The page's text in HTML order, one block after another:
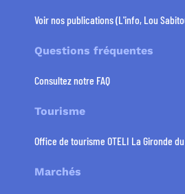
Voir nos publications (L'info, Lou
Questions fréquentes
Consultez notre FAQ
Tourisme
Office de tourisme OTELI La Gironde
Marchés